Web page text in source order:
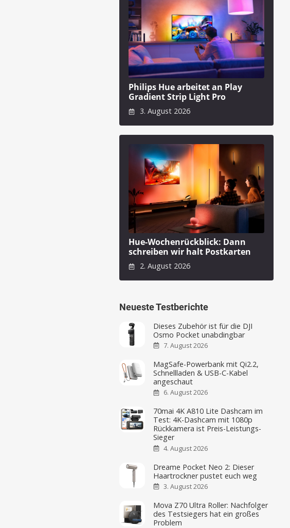
Philips Hue arbeitet an Play
Gradient Strip Light Pro
3. August 2026
Hue-Wochenrückblick: Dann
schreiben wir halt Postkarten
2. August 2026
Neueste Testberichte
Dieses Zubehör ist für die DJI
Osmo Pocket unabdingbar
7. August 2026
MagSafe-Powerbank mit Qi2.2,
Schnellladen & USB-C-Kabel
angeschaut
6. August 2026
70mai 4K A810 Lite Dashcam im
Test: 4K-Dashcam mit 1080p
Rückkamera ist Preis-Leistungs-
Sieger
4. August 2026
Dreame Pocket Neo 2: Dieser
Haartrockner pustet euch weg
3. August 2026
Mova Z70 Ultra Roller: Nachfolger
des Testsiegers hat ein großes
Problem